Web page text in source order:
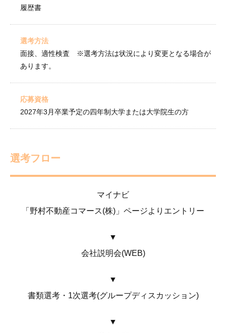
履歴書
選考方法
面接、適性検査 ※選考方法は状況により変更となる場合が
あります。
応募資格
2027年3月卒業予定の四年制大学または大学院生の方
選考フロー
マイナビ
「野村不動産コマース(株)」ページよりエントリー
会社説明会(WEB)
書類選考・1次選考(グループディスカッション)